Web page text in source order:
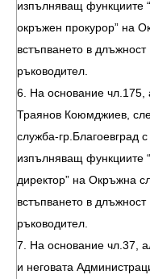
изпълняващ функциите
окръжен прокурор” на
встъпването в
ръководител.
6. На основание
Траянов Коюмджиев,
служба-гр.Благоевград
изпълняващ функциите
директор” на Окръжна
встъпването в
ръководител.
7. На основание чл.37,
и неговата